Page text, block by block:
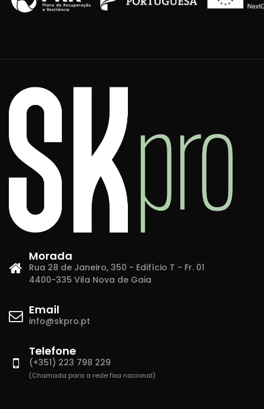
Morada
Rua 28 de Janeiro, 350 - Edifício T - Fr. 01
4400-335 Vila Nova de Gaia
Email
info@skpro.pt
Telefone
(+351) 223 798 229
(Chamada para a rede fixa nacional)